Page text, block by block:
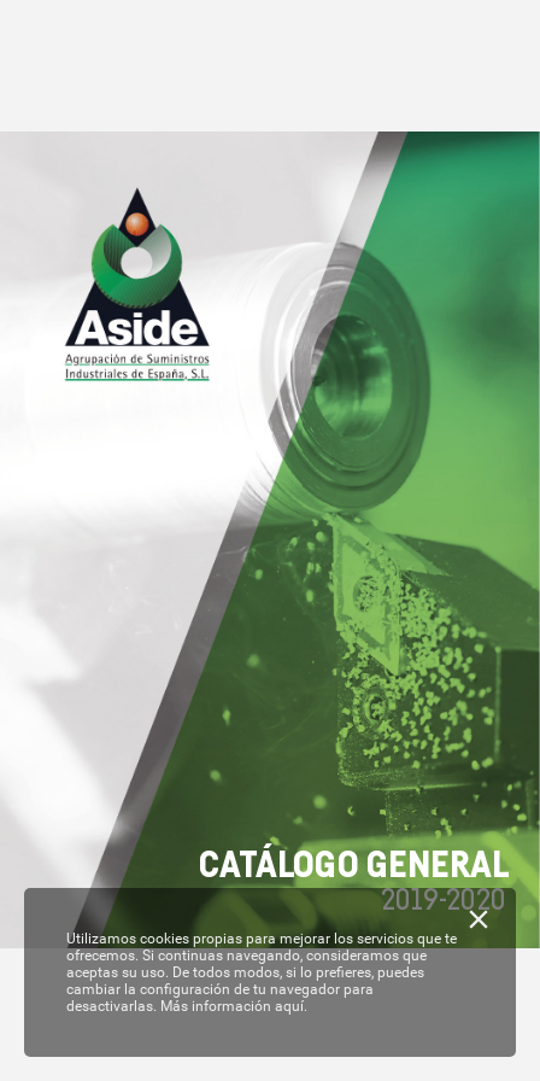
2019-2020
CATÁLOGO GENERAL
Utilizamos cookies propias para mejorar los servicios que te
ofrecemos. Si continuas navegando, consideramos que
aceptas su uso. De todos modos, si lo prefieres, puedes
cambiar la configuración de tu navegador para
desactivarlas. Más información aquí.